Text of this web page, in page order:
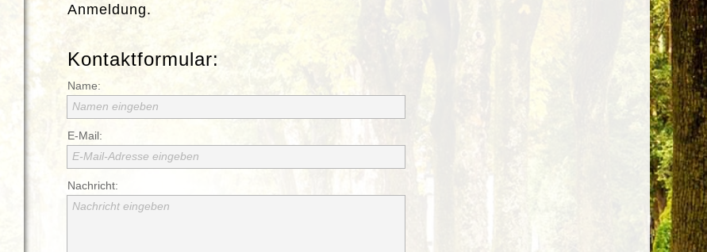
Anmeldung.
Kontaktformular:
Name:
Namen eingeben
E-Mail:
E-Mail-Adresse eingeben
Nachricht:
Nachricht eingeben